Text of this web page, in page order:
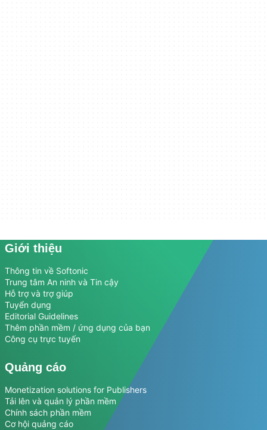
Giới thiệu
Thông tin về Softonic
Trung tâm An ninh và Tin cậy
Hỗ trợ và trợ giúp
Tuyển dụng
Editorial Guidelines
Thêm phần mềm / ứng dụng của bạn
Công cụ trực tuyến
Quảng cáo
Monetization solutions for Publishers
Tải lên và quản lý phần mềm
Chính sách phần mềm
Cơ hội quảng cáo